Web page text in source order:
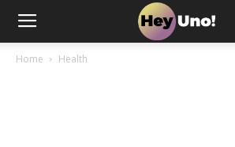
Home Health